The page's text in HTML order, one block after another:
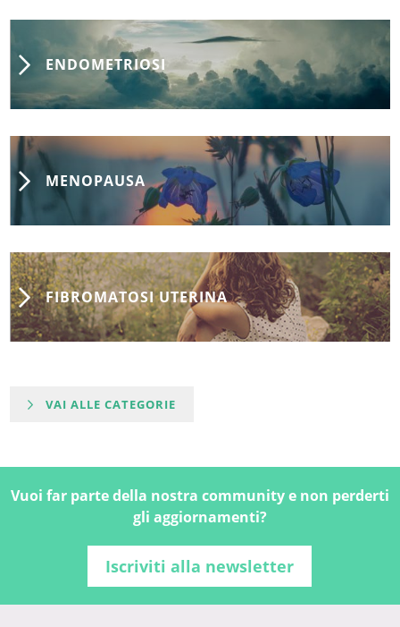
ENDOMETRIOSI
MENOPAUSA
FIBROMATOSI UTERINA
VAI ALLE CATEGORIE
Vuoi far parte della nostra community e non perderti
gli aggiornamenti?
Iscriviti alla newsletter